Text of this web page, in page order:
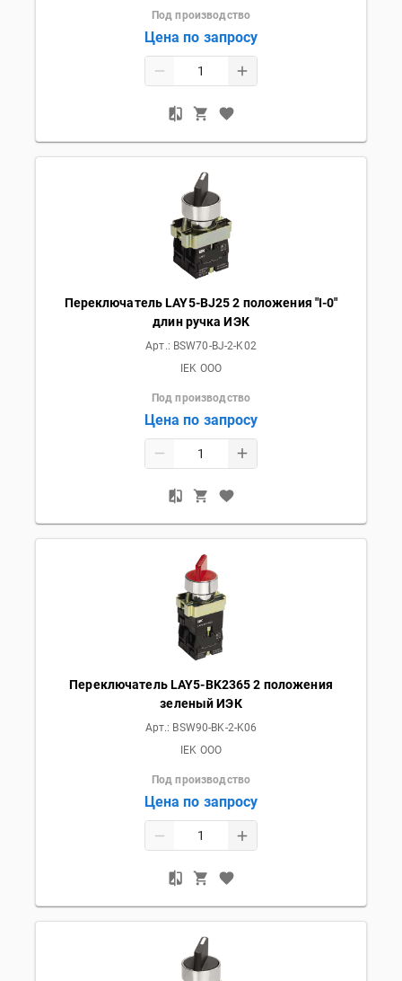
Под производство
Цена по запросу
Переключатель LAY5-BJ25 2 положения "I-0"
длин ручка ИЭК
Арт.: BSW70-BJ-2-K02
IEK OOO
Под производство
Цена по запросу
Переключатель LAY5-BK2365 2 положения
зеленый ИЭК
Арт.: BSW90-BK-2-K06
IEK OOO
Под производство
Цена по запросу